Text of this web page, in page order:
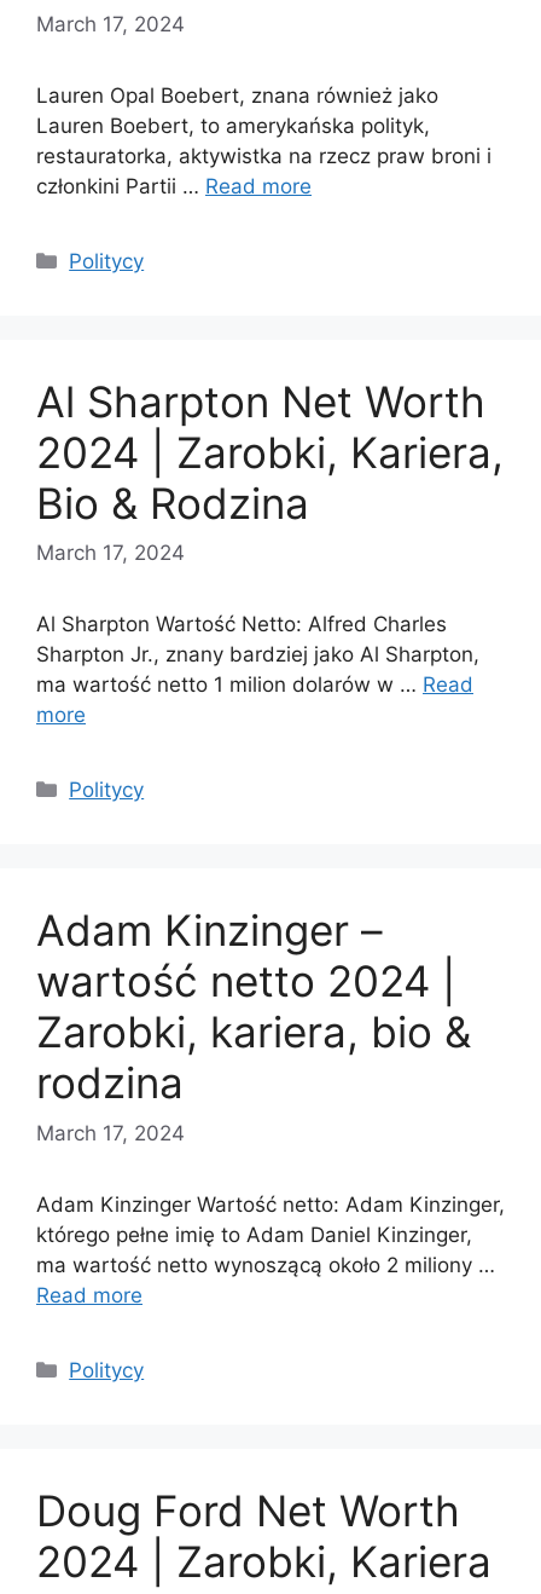
March 17, 2024
Lauren Opal Boebert, znana również jako
Lauren Boebert, to amerykańska polityk,
restauratorka, aktywistka na rzecz praw broni i
członkini Partii … Read more
Categories
Politycy
Al Sharpton Net Worth
2024 | Zarobki, Kariera,
Bio & Rodzina
March 17, 2024
Al Sharpton Wartość Netto: Alfred Charles
Sharpton Jr., znany bardziej jako Al Sharpton,
ma wartość netto 1 milion dolarów w … Read
more
Categories
Politycy
Adam Kinzinger –
wartość netto 2024 |
Zarobki, kariera, bio &
rodzina
March 17, 2024
Adam Kinzinger Wartość netto: Adam Kinzinger,
którego pełne imię to Adam Daniel Kinzinger,
ma wartość netto wynoszącą około 2 miliony …
Read more
Categories
Politycy
Doug Ford Net Worth
2024 | Zarobki, Kariera